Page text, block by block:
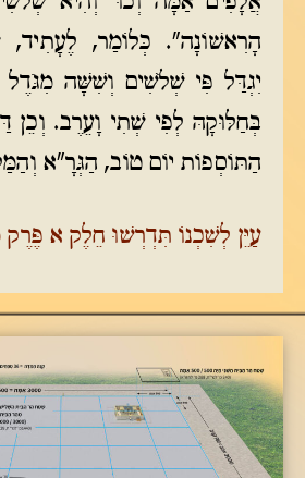
הָרִאשׁוֹנָה". כְּלוֹמַר,
יִגְדַּל פִּי שְׁלֹשִׁים וְשִׁשָּׁה
בְּחַלּוּקָהּ לְפִי שְׁתִי וָעֵרֶב. וְכֵן
הַתּוֹסְפוֹת יוֹם טוֹב, הַגְּרָ"א
עַיֵּן לְשִׁכְנוֹ תִּדְרְשׁוּ חֵלֶק א